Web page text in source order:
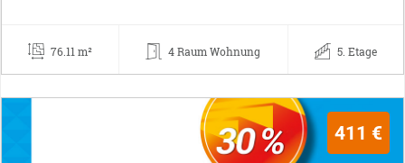
76.11 m² 4 Raum Wohnung 5. Etage
411 €